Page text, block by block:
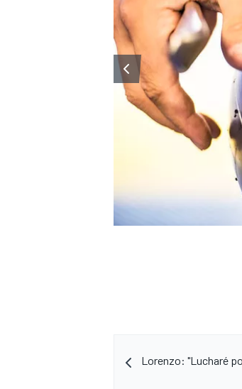
Lorenzo: "Lucharé